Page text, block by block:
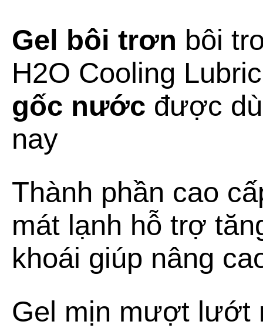
Gel bôi trơn bôi
H2O Cooling
gốc nước được
nay
Thành phần cao
mát lạnh hỗ trợ
khoái giúp nâng
Gel mịn mượt lướt